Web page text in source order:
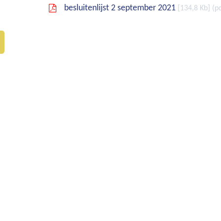
besluitenlijst 2 september 2021 134,8 Kb